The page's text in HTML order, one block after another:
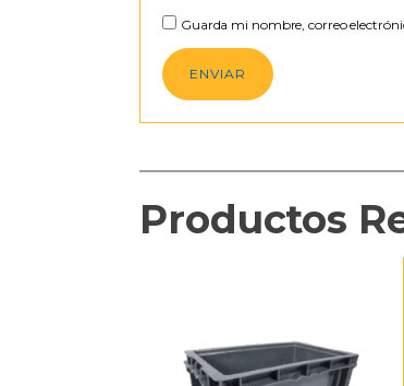
Guarda mi nombre, correo
Productos